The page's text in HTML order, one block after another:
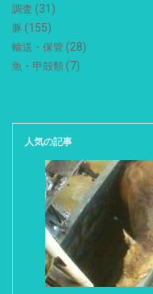
調査 (31)
豚 (155)
輸送・保管 (28)
魚・甲殻類 (7)
人気の記事